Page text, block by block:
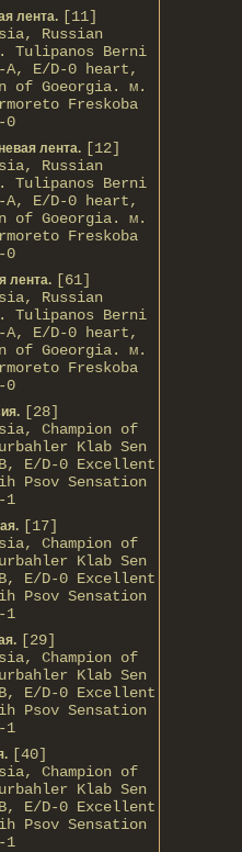
лента. [11]
Russian
Tulipanos Berni
A, E/D-0 heart,
of Gоeorgia. м.
Freskoba
0
лента. [12]
Russian
Tulipanos Berni
A, E/D-0 heart,
of Gоeorgia. м.
Freskoba
0
лента. [61]
Russian
Tulipanos Berni
A, E/D-0 heart,
of Gоeorgia. м.
Freskoba
0
[28]
Champion of
Klab Sen
E/D-0 Excellent
Psov Sensation
1
[17]
Champion of
Klab Sen
E/D-0 Excellent
Psov Sensation
1
[29]
Champion of
Klab Sen
E/D-0 Excellent
Psov Sensation
1
[40]
Champion of
Klab Sen
E/D-0 Excellent
Psov Sensation
1